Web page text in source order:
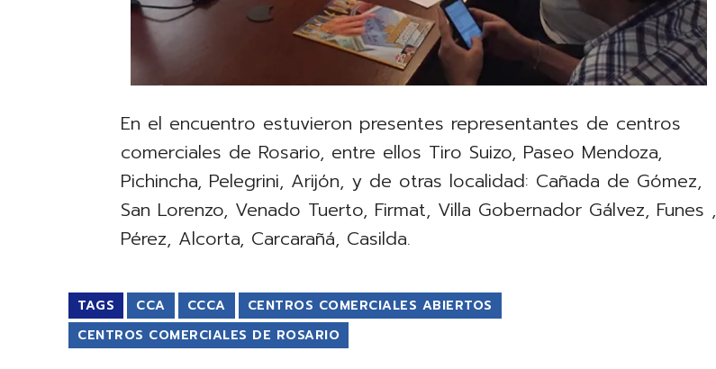
En el encuentro estuvieron presentes representantes de centros
comerciales de Rosario, entre ellos Tiro Suizo, Paseo Mendoza,
Pichincha, Pelegrini, Arijón, y de otras localidad: Cañada de Gómez,
San Lorenzo, Venado Tuerto, Firmat, Villa Gobernador Gálvez, Funes ,
Pérez, Alcorta, Carcarañá, Casilda.
TAGS CCA CCCA
CENTROS COMERCIALES ABIERTOS
CENTROS COMERCIALES DE ROSARIO